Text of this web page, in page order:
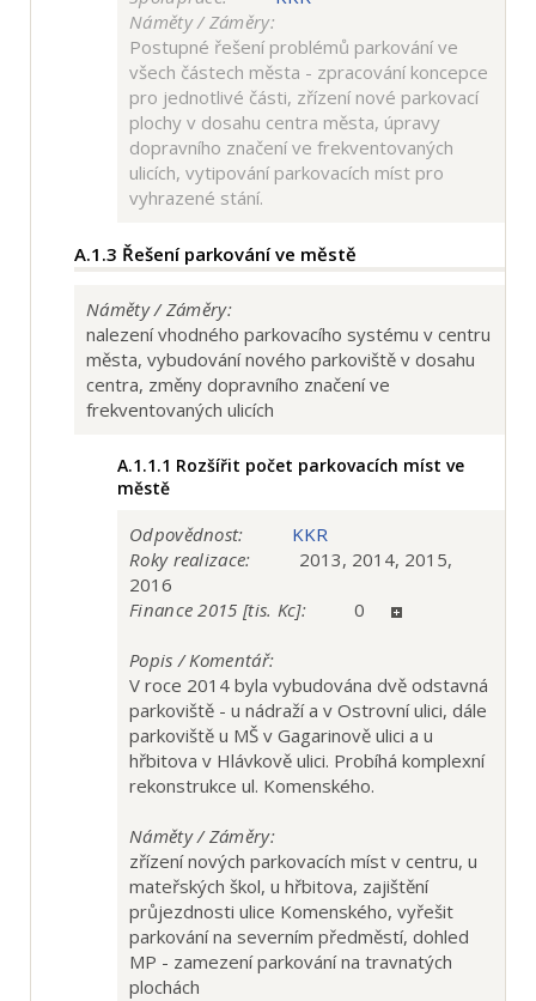
Náměty / Záměry:
Postupné řešení problémů parkování ve
všech částech města - zpracování koncepce
pro jednotlivé části, zřízení nové parkovací
plochy v dosahu centra města, úpravy
dopravního značení ve frekventovaných
ulicích, vytipování parkovacích míst pro
vyhrazené stání.
A.1.3 Řešení parkování ve městě
Náměty / Záměry:
nalezení vhodného parkovacího systému v centru
města, vybudování nového parkoviště v dosahu
centra, změny dopravního značení ve
frekventovaných ulicích
A.1.1.1 Rozšířit počet parkovacích míst ve
městě
Odpovědnost:
KKR
Roky realizace:
2013, 2014, 2015,
2016
Finance 2015 [tis. Kc]:
0
Popis / Komentář:
V roce 2014 byla vybudována dvě odstavná
parkoviště - u nádraží a v Ostrovní ulici, dále
parkoviště u MŠ v Gagarinově ulici a u
hřbitova v Hlávkově ulici. Probíhá komplexní
rekonstrukce ul. Komenského.
Náměty / Záměry:
zřízení nových parkovacích míst v centru, u
mateřských škol, u hřbitova, zajištění
průjezdnosti ulice Komenského, vyřešit
parkování na severním předměstí, dohled
MP - zamezení parkování na travnatých
plochách